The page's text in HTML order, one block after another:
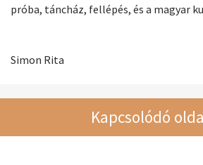
próba, táncház, fellépés, és a magyar
Simon Rita
Kapcsolódó